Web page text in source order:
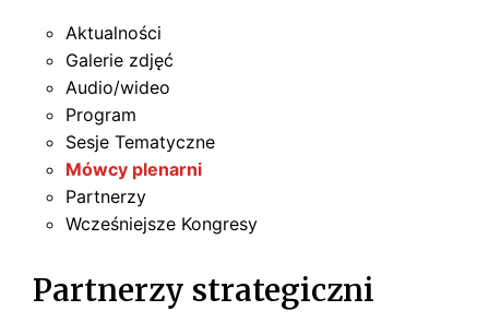
Aktualności
Galerie zdjęć
Audio/wideo
Program
Sesje Tematyczne
Mówcy plenarni
Partnerzy
Wcześniejsze Kongresy
Partnerzy strategiczni